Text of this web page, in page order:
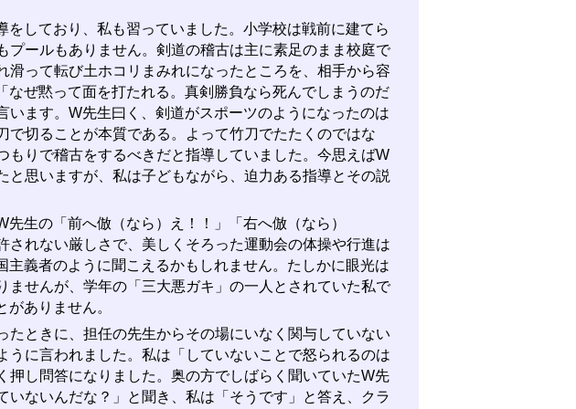
しており、私も習っていました。小学校は戦前に建てら
プールもありません。剣道の稽古は主に素足のまま校庭で
滑って転び土ホコリまみれになったところを、相手から容
なぜ黙って面を打たれる。真剣勝負なら死んでしまうのだ
います。W先生曰く、剣道がスポーツのようになったのは
で切ることが本質である。よって竹刀でたたくのではな
もりで稽古をするべきだと指導していました。今思えばW
と思いますが、私は子どもながら、迫力ある指導とその説
生の「前へ倣（なら）え！！」「右へ倣（なら）
されない厳しさで、美しくそろった運動会の体操や行進は
義者のように聞こえるかもしれません。たしかに眼光は
ませんが、学年の「三大悪ガキ」の一人とされていた私で
ありません。
ときに、担任の先生からその場にいなく関与していない
うに言われました。私は「していないことで怒られるのは
押し問答になりました。奥の方でしばらく聞いていたW先
いないんだな？」と聞き、私は「そうです」と答え、クラ